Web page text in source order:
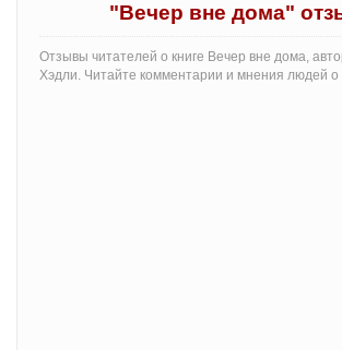
"Вечер вне дома"
Отзывы читателей о книге Вечер вне дома,
Хэдли. Читайте комментарии и мнения людей о